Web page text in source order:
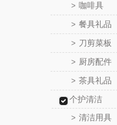
> 咖啡具
> 餐具礼品
> 刀剪菜板
> 厨房配件
> 茶具礼品
个护清洁
> 清洁用具